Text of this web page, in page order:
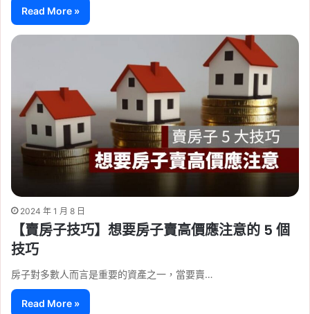
Read More »
2024 年 1 月 8 日
【賣房子技巧】想要房子賣高價應注意的 5 個
技巧
房子對多數人而言是重要的資產之一，當要賣…
Read More »